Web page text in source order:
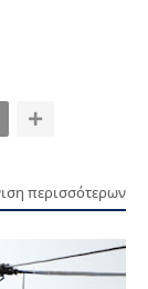
περισσότερων